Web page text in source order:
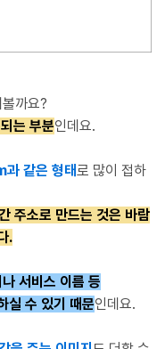
까요?
는 부분인데요.
같은 형태로 많이 접하
주소로 만드는 것은 바람
.
서비스 이름 등
실 수 있기 때문인데요.